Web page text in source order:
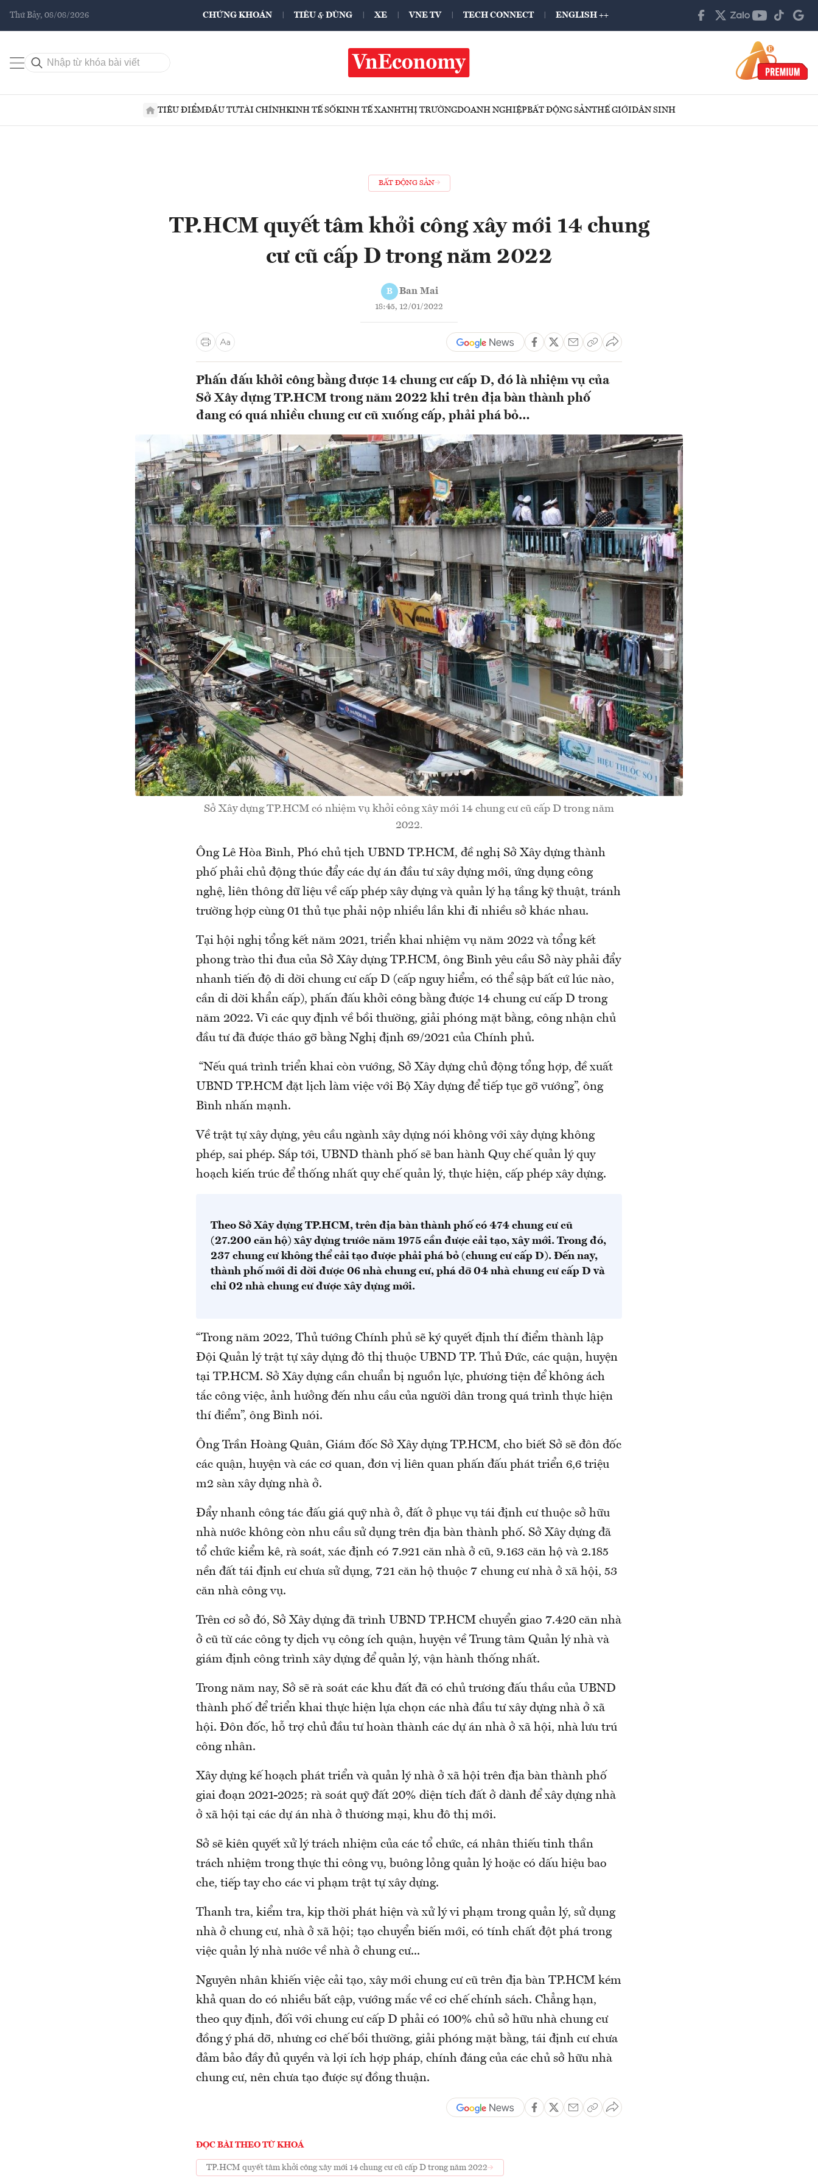
Thứ Bảy, 08/08/2026 CHỨNG KHOÁN TIÊU & DÙNG XE VNE TV TECH CONNECT ENGLISH ++
TIÊU ĐIỂMĐẦU TƯTÀI CHÍNHKINH TẾ SỐKINH TẾ XANHTHỊ TRƯỜNGDOANH NGHIỆPBẤT ĐỘNG SẢNTHẾ GIỚIDÂN SINH
BẤT ĐỘNG SẢN
TP.HCM quyết tâm khởi công xây mới 14 chung
cư cũ cấp D trong năm 2022
B Ban Mai
18:45, 12/01/2022
Phấn đấu khởi công bằng được 14 chung cư cấp D, đó là nhiệm vụ của
Sở Xây dựng TP.HCM trong năm 2022 khi trên địa bàn thành phố
đang có quá nhiều chung cư cũ xuống cấp, phải phá bỏ…
Sở Xây dựng TP.HCM có nhiệm vụ khởi công xây mới 14 chung cư cũ cấp D trong năm
2022.
Ông Lê Hòa Bình, Phó chủ tịch UBND TP.HCM, đề nghị Sở Xây dựng thành
phố phải chủ động thúc đẩy các dự án đầu tư xây dựng mới, ứng dụng công
nghệ, liên thông dữ liệu về cấp phép xây dựng và quản lý hạ tầng kỹ thuật, tránh
trường hợp cùng 01 thủ tục phải nộp nhiều lần khi đi nhiều sở khác nhau.
Tại hội nghị tổng kết năm 2021, triển khai nhiệm vụ năm 2022 và tổng kết
phong trào thi đua của Sở Xây dựng TP.HCM, ông Bình yêu cầu Sở này phải đẩy
nhanh tiến độ di dời chung cư cấp D (cấp nguy hiểm, có thể sập bất cứ lúc nào,
cần di dời khẩn cấp), phấn đấu khởi công bằng được 14 chung cư cấp D trong
năm 2022. Vì các quy định về bồi thường, giải phóng mặt bằng, công nhận chủ
đầu tư đã được tháo gỡ bằng Nghị định 69/2021 của Chính phủ.
“Nếu quá trình triển khai còn vướng, Sở Xây dựng chủ động tổng hợp, đề xuất
UBND TP.HCM đặt lịch làm việc với Bộ Xây dựng để tiếp tục gỡ vướng”, ông
Bình nhấn mạnh.
Về trật tự xây dựng, yêu cầu ngành xây dựng nói không với xây dựng không
phép, sai phép. Sắp tới, UBND thành phố sẽ ban hành Quy chế quản lý quy
hoạch kiến trúc để thống nhất quy chế quản lý, thực hiện, cấp phép xây dựng.
Theo Sở Xây dựng TP.HCM, trên địa bàn thành phố có 474 chung cư cũ
(27.200 căn hộ) xây dựng trước năm 1975 cần được cải tạo, xây mới. Trong đó,
237 chung cư không thể cải tạo được phải phá bỏ (chung cư cấp D). Đến nay,
thành phố mới di dời được 06 nhà chung cư, phá dỡ 04 nhà chung cư cấp D và
chỉ 02 nhà chung cư được xây dựng mới.
“Trong năm 2022, Thủ tướng Chính phủ sẽ ký quyết định thí điểm thành lập
Đội Quản lý trật tự xây dựng đô thị thuộc UBND TP. Thủ Đức, các quận, huyện
tại TP.HCM. Sở Xây dựng cần chuẩn bị nguồn lực, phương tiện để không ách
tắc công việc, ảnh hưởng đến nhu cầu của người dân trong quá trình thực hiện
thí điểm”, ông Bình nói.
Ông Trần Hoàng Quân, Giám đốc Sở Xây dựng TP.HCM, cho biết Sở sẽ đôn đốc
các quận, huyện và các cơ quan, đơn vị liên quan phấn đấu phát triển 6,6 triệu
m2 sàn xây dựng nhà ở.
Đẩy nhanh công tác đấu giá quỹ nhà ở, đất ở phục vụ tái định cư thuộc sở hữu
nhà nước không còn nhu cầu sử dụng trên địa bàn thành phố. Sở Xây dựng đã
tổ chức kiểm kê, rà soát, xác định có 7.921 căn nhà ở cũ, 9.163 căn hộ và 2.185
nền đất tái định cư chưa sử dụng, 721 căn hộ thuộc 7 chung cư nhà ở xã hội, 53
căn nhà công vụ.
Trên cơ sở đó, Sở Xây dựng đã trình UBND TP.HCM chuyển giao 7.420 căn nhà
ở cũ từ các công ty dịch vụ công ích quận, huyện về Trung tâm Quản lý nhà và
giám định công trình xây dựng để quản lý, vận hành thống nhất.
Trong năm nay, Sở sẽ rà soát các khu đất đã có chủ trương đấu thầu của UBND
thành phố để triển khai thực hiện lựa chọn các nhà đầu tư xây dựng nhà ở xã
hội. Đôn đốc, hỗ trợ chủ đầu tư hoàn thành các dự án nhà ở xã hội, nhà lưu trú
công nhân.
Xây dựng kế hoạch phát triển và quản lý nhà ở xã hội trên địa bàn thành phố
giai đoạn 2021-2025; rà soát quỹ đất 20% diện tích đất ở dành để xây dựng nhà
ở xã hội tại các dự án nhà ở thương mại, khu đô thị mới.
Sở sẽ kiên quyết xử lý trách nhiệm của các tổ chức, cá nhân thiếu tinh thần
trách nhiệm trong thực thi công vụ, buông lỏng quản lý hoặc có dấu hiệu bao
che, tiếp tay cho các vi phạm trật tự xây dựng.
Thanh tra, kiểm tra, kịp thời phát hiện và xử lý vi phạm trong quản lý, sử dụng
nhà ở chung cư, nhà ở xã hội; tạo chuyển biến mới, có tính chất đột phá trong
việc quản lý nhà nước về nhà ở chung cư...
Nguyên nhân khiến việc cải tạo, xây mới chung cư cũ trên địa bàn TP.HCM kém
khả quan do có nhiều bất cập, vướng mắc về cơ chế chính sách. Chẳng hạn,
theo quy định, đối với chung cư cấp D phải có 100% chủ sở hữu nhà chung cư
đồng ý phá dỡ, nhưng cơ chế bồi thường, giải phóng mặt bằng, tái định cư chưa
đảm bảo đầy đủ quyền và lợi ích hợp pháp, chính đáng của các chủ sở hữu nhà
chung cư, nên chưa tạo được sự đồng thuận.
ĐỌC BÀI THEO TỪ KHOÁ
TP.HCM quyết tâm khởi công xây mới 14 chung cư cũ cấp D trong năm 2022